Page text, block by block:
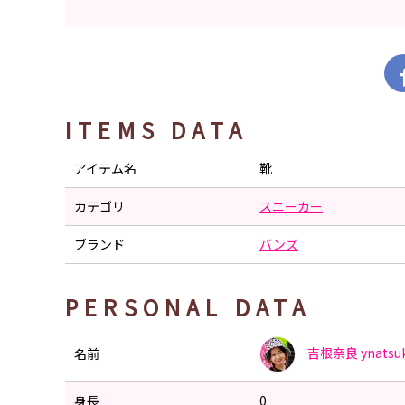
ITEMS DATA
アイテム名 靴
カテゴリ スニーカー
ブランド バンズ
PERSONAL DATA
名前 吉根奈良
身長 0